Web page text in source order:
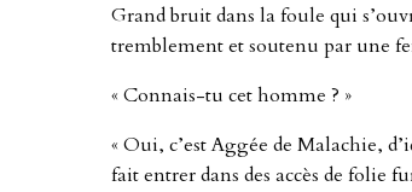
Grand bruit dans la foule qui
tremblement et soutenu par une
« Connais-tu cet homme ? »
« Oui, c’est Aggée de Malachie,
fait entrer dans des accès de folie